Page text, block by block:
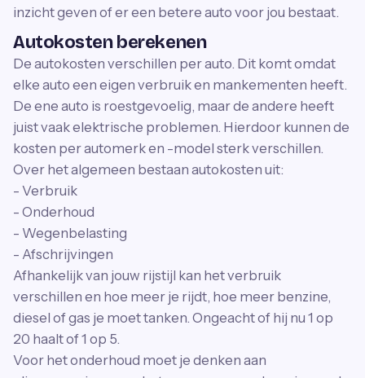
inzicht geven of er een betere auto voor jou bestaat.
Autokosten berekenen
De autokosten verschillen per auto. Dit komt omdat
elke auto een eigen verbruik en mankementen heeft.
De ene auto is roestgevoelig, maar de andere heeft
juist vaak elektrische problemen. Hierdoor kunnen de
kosten per automerk en -model sterk verschillen.
Over het algemeen bestaan autokosten uit:
- Verbruik
- Onderhoud
- Wegenbelasting
- Afschrijvingen
Afhankelijk van jouw rijstijl kan het verbruik
verschillen en hoe meer je rijdt, hoe meer benzine,
diesel of gas je moet tanken. Ongeacht of hij nu 1 op
20 haalt of 1 op 5.
Voor het onderhoud moet je denken aan